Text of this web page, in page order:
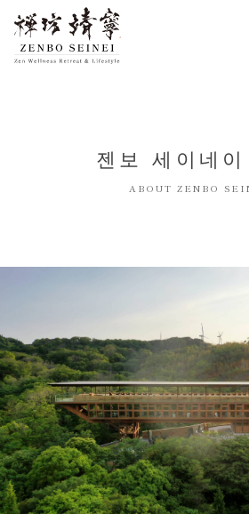
KO
젠보 세이네
ABOUT ZENBO